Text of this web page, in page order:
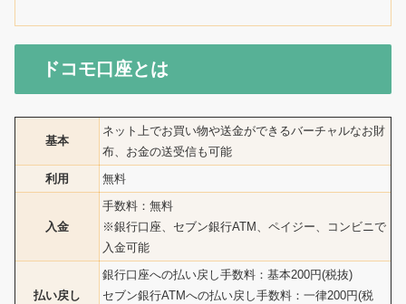
ドコモ口座とは
基本
ネット上でお買い物や送金ができるバーチャルなお財
布、お金の送受信も可能
利用
無料
入金
手数料：無料
※銀行口座、セブン銀行ATM、ペイジー、コンビニで
入金可能
払い戻し
銀行口座への払い戻し手数料：基本200円(税抜)
セブン銀行ATMへの払い戻し手数料：一律200円(税